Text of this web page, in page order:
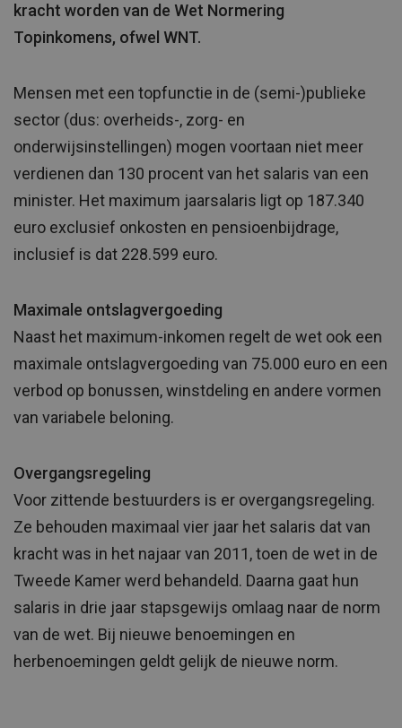
kracht worden van de Wet Normering
Topinkomens, ofwel WNT.
Mensen met een topfunctie in de (semi-)publieke
sector (dus: overheids-, zorg- en
onderwijsinstellingen) mogen voortaan niet meer
verdienen dan 130 procent van het salaris van een
minister. Het maximum jaarsalaris ligt op 187.340
euro exclusief onkosten en pensioenbijdrage,
inclusief is dat 228.599 euro.
Maximale ontslagvergoeding
Naast het maximum-inkomen regelt de wet ook een
maximale ontslagvergoeding van 75.000 euro en een
verbod op bonussen, winstdeling en andere vormen
van variabele beloning.
Overgangsregeling
Voor zittende bestuurders is er overgangsregeling.
Ze behouden maximaal vier jaar het salaris dat van
kracht was in het najaar van 2011, toen de wet in de
Tweede Kamer werd behandeld. Daarna gaat hun
salaris in drie jaar stapsgewijs omlaag naar de norm
van de wet. Bij nieuwe benoemingen en
herbenoemingen geldt gelijk de nieuwe norm.